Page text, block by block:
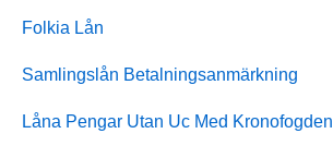
Folkia Lån
Samlingslån Betalningsanmärkning
Låna Pengar Utan Uc Med Kronofogden